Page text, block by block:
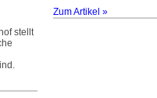
stellt
Zum Artikel »